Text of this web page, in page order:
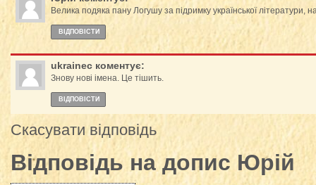
Велика подяка пану Логушу за підримку української літератури,
ВІДПОВІCТИ
ukrainec коментує:
Знову нові імена. Це тішить.
ВІДПОВІCТИ
Скасувати відповідь
Відповідь на допис Юрій